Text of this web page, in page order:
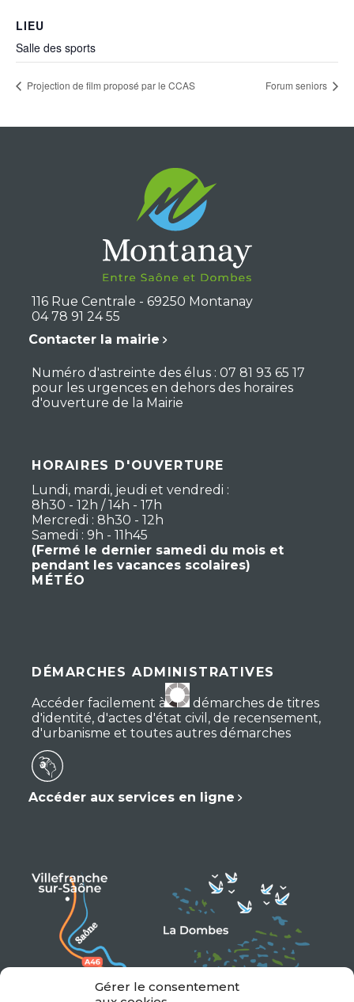
Gérer le consentement
LIEU
Salle des sports
Projection de film proposé par le CCAS Forum seniors
116 Rue Centrale - 69250 Montanay
04 78 91 24 55
Contacter la mairie
Numéro d'astreinte des élus : 07 81 93 65 17
pour les urgences en dehors des horaires
d'ouverture de la Mairie
HORAIRES D'OUVERTURE
Lundi, mardi, jeudi et vendredi :
8h30 - 12h / 14h - 17h
Mercredi : 8h30 - 12h
Samedi : 9h - 11h45
(Fermé le dernier samedi du mois et
pendant les vacances scolaires)
MÉTÉO
DÉMARCHES ADMINISTRATIVES
Accéder facilement à vos démarches de titres
d'identité, d'actes d'état civil, de recensement,
d'urbanisme et toutes autres démarches
Accéder aux services en ligne